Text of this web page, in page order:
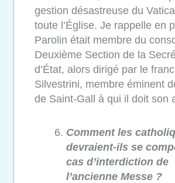
gestion désastreuse du
toute l’Église. Je rappelle en
Parolin était membre du
Deuxième Section de la
d’État, alors dirigé par le
Silvestrini, membre éminent
de Saint-Gall à qui il doit son
Comment les
devraient-ils se
cas d’interdiction de
l’ancienne Messe ?